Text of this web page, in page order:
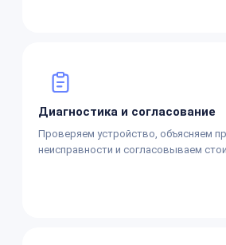
Диагностика и согласование
Проверяем устройство, объясняем
неисправности и согласовываем